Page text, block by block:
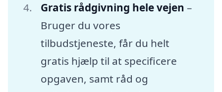
Gratis rådgivning hele vejen –
Bruger du vores
tilbudstjeneste, får du helt
gratis hjælp til at specificere
opgaven, samt råd og